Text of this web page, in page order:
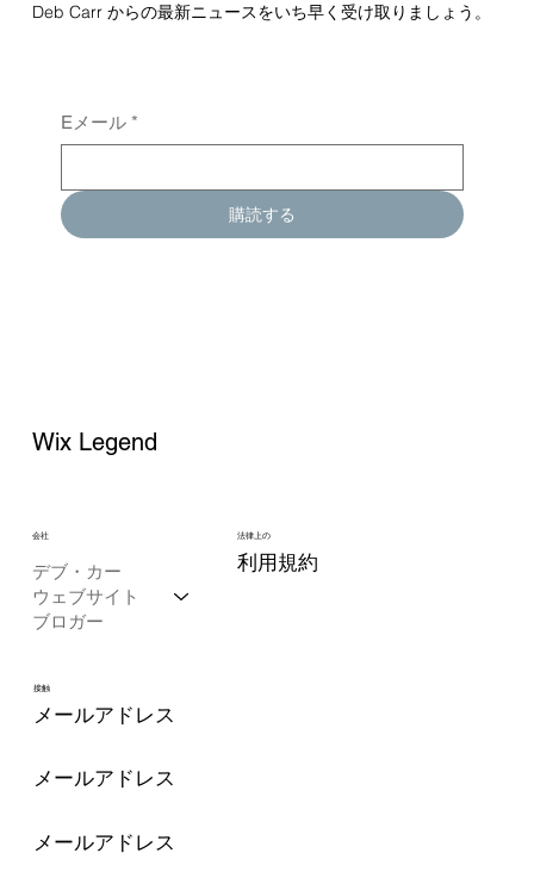
Deb Carr からの最新ニュースをいち早く受け取りましょう。
Eメール *
購読する
Wix Legend
デブ・カー
ウェブサイト
ブロガー
会社 法律上の
利用規約
接触
メールアドレス
メールアドレス
メールアドレス